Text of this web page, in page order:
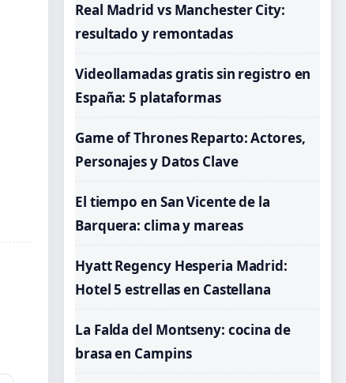
Real Madrid vs Manchester City:
resultado y remontadas
Videollamadas gratis sin registro en
España: 5 plataformas
Game of Thrones Reparto: Actores,
Personajes y Datos Clave
El tiempo en San Vicente de la
Barquera: clima y mareas
Hyatt Regency Hesperia Madrid:
Hotel 5 estrellas en Castellana
La Falda del Montseny: cocina de
brasa en Campins